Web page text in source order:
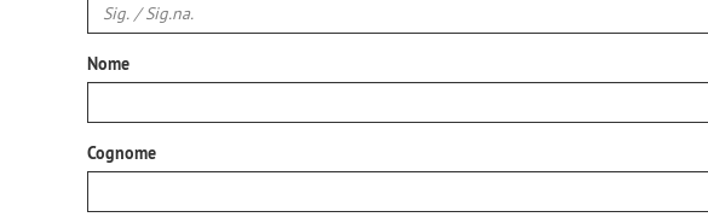
Nome
Cognome